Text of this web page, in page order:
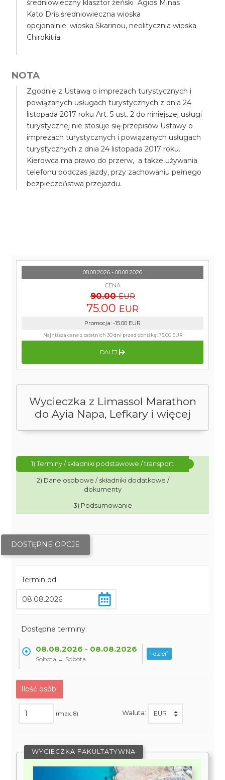
średniowieczny klasztor żeński Agios Minas
Kato Dris średniowieczna wioska
opcjonalnie: wioska Skarinou, neolitycznia wioska
Chirokitiia
NOTA
Zgodnie z Ustawą o imprezach turystycznych i
powiązanych usługach turystycznych z dnia 24
listopada 2017 roku Art. 5 ust. 2 do niniejszej usługi
turystycznej nie stosuje się przepisów Ustawy o
imprezach turystycznych i powiązanych usługach
turystycznych z dnia 24 listopada 2017 roku.
Kierowca ma prawo do przerw, a także używania
telefonu podczas jazdy, przy zachowaniu pełnego
bezpieczeństwa przejazdu.
Wycieczka z Limassol Marathon
do Ayia Napa, Lefkary i więcej
1) Terminy / składniki podstawowe / transport
2) Dane osobowe / składniki dodatkowe /
dokumenty
3) Podsumowanie
DOSTĘPNE OPCJE
Termin od:
Dostępne terminy:
08.08.2026 - 08.08.2026
Sobota → Sobota
1 dzień
Ilość osób:
(max. 8) Waluta:
WYCIECZKA FAKULTATYWNA
08.08.2026 - 08.08.2026
CENA
90.00 EUR
75.00 EUR
Promocja: -15.00 EUR
Najniższa cena z ostatnich 30 dni przed obniżką:75.00 EUR
DALEJ